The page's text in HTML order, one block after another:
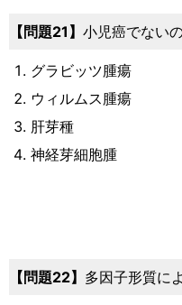
21 小児癌でない
グラビッツ腫瘍
ウィルムス腫瘍
肝芽種
神経芽細胞腫
22 多因子形質に